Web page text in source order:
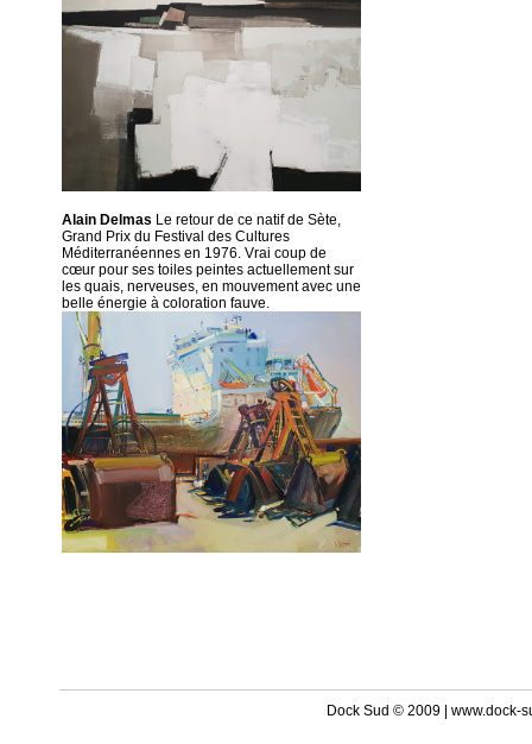
Alain Delmas Le retour de ce natif de Sète,
Grand Prix du Festival des Cultures
Méditerranéennes en 1976. Vrai coup de
cœur pour ses toiles peintes actuellement sur
les quais, nerveuses, en mouvement avec une
belle énergie à coloration fauve.
Dock Sud © 2009 | www.dock-